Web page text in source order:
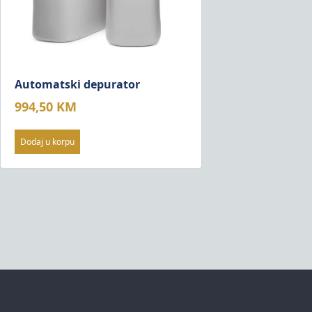
Automatski depurator
994,50 KM
Dodaj u korpu